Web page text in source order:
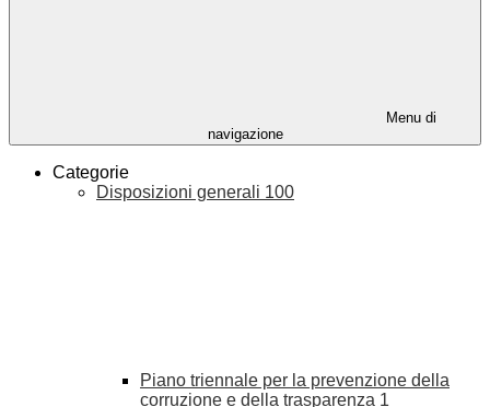
Menu di
navigazione
Categorie
Disposizioni generali 100
Piano triennale per la prevenzione della
corruzione e della trasparenza 1